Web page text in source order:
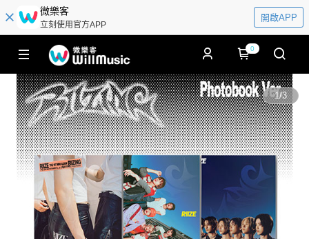
微樂客
立刻使用官方APP
開啟APP
0
1/3